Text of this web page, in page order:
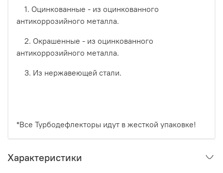
1. Оцинкованные - из оцинкованного
антикоррозийного металла.
2. Окрашенные - из оцинкованного
антикоррозийного металла.
3. Из нержавеющей стали.
*Все Турбодефлекторы идут в жесткой упаковке!
Характеристики